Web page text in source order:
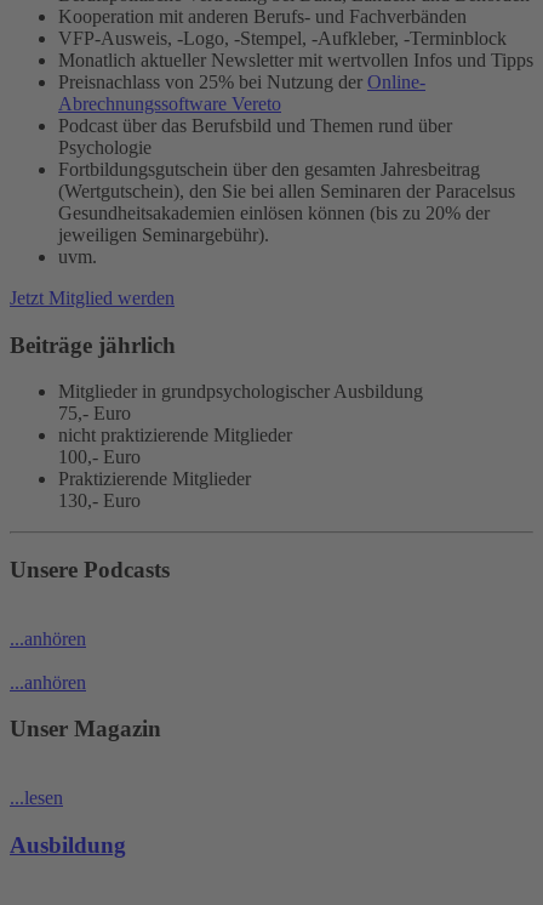
Kooperation mit anderen Berufs- und Fachverbänden
VFP-Ausweis, -Logo, -Stempel, -Aufkleber, -Terminblock
Monatlich aktueller Newsletter mit wertvollen Infos und Tipps
Preisnachlass von 25% bei Nutzung der Online-
Abrechnungssoftware Vereto
Podcast über das Berufsbild und Themen rund über
Psychologie
Fortbildungsgutschein über den gesamten Jahresbeitrag
(Wertgutschein), den Sie bei allen Seminaren der Paracelsus
Gesundheitsakademien einlösen können (bis zu 20% der
jeweiligen Seminargebühr).
uvm.
Jetzt Mitglied werden
Beiträge jährlich
Mitglieder in grundpsychologischer Ausbildung
75,- Euro
nicht praktizierende Mitglieder
100,- Euro
Praktizierende Mitglieder
130,- Euro
Unsere Podcasts
...anhören
...anhören
Unser Magazin
...lesen
Ausbildung